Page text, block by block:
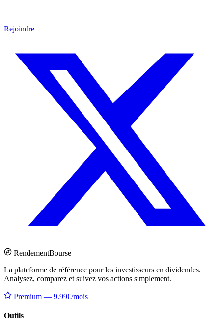
Rejoindre
RendementBourse
La plateforme de référence pour les investisseurs en dividendes.
Analysez, comparez et suivez vos actions simplement.
Premium — 9.99€/mois
Outils